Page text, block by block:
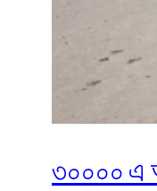
৩০০০০ এ